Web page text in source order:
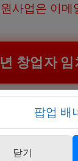
사업은 이
창업자
3월 20일 자
닫기